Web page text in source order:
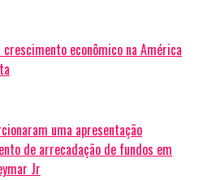
econômico na América
uma apresentação
de arrecadação de fundos em
Jr